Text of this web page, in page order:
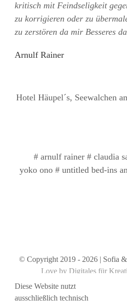
Termine
kritisch mit Feindseligkeit
zu korrigieren oder zu
zu zerstören da mir Besseres
Arnulf Rainer
Hotel Häupel´s, Seewalchen
# arnulf rainer # claudia
yoko ono # untitled bed-ins
© Copyright 2019 - 2026 | Sofia
Love by Digitales für
Diese Website nutzt
ausschließlich technisch